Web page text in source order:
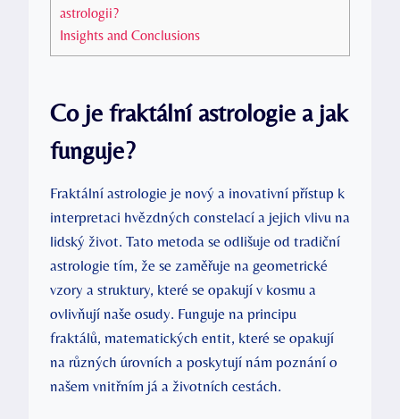
astrologii?
Insights‍ and Conclusions
Co je fraktální astrologie a jak
funguje?
Fraktální astrologie je nový a inovativní⁤ přístup k
interpretaci hvězdných constelací a jejich​ vlivu na
lidský život. Tato metoda se⁤ odlišuje od tradiční
astrologie tím, že se zaměřuje na​ geometrické
vzory a struktury, které se opakují v ‍kosmu a⁢
ovlivňují naše osudy. Funguje na principu
fraktálů, matematických entit, ⁢které se opakují
⁢na různých úrovních a poskytují ⁣nám poznání o
našem vnitřním já a životních cestách.